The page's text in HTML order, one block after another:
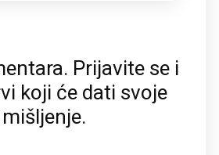
Prijavite se i
koji će dati svoje
mišljenje.